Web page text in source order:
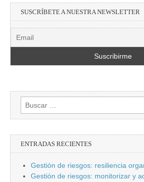
SUSCRÍBETE A NUESTRA NEWSLETTER
Buscar:
ENTRADAS RECIENTES
Gestión de riesgos: resiliencia
Gestión de riesgos: monitorizar y